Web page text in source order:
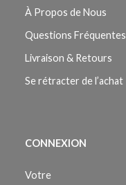
À Propos de Nous
Questions Fréquentes
Livraison & Retours
Se rétracter de l’achat
CONNEXION
Votre